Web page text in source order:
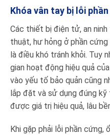
Khóa vân tay bị lỗi
Các thiết bị điện tử, an
thuật, hư hỏng ở phần
là điều khó tránh khỏi. Tuy
gian hoạt động hiệu quả
vào yếu tố bảo quản cũng
lắp đặt và sử dụng đúng
được giá trị hiệu quả, lâu
Khi gặp phải lỗi phần cứng,